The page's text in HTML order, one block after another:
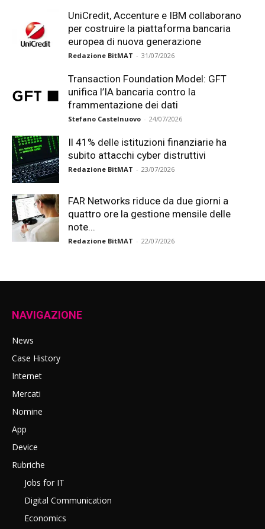
UniCredit, Accenture e IBM collaborano
per costruire la piattaforma bancaria
europea di nuova generazione
Redazione BitMAT - 31/07/2026
Transaction Foundation Model: GFT
unifica l’IA bancaria contro la
frammentazione dei dati
Stefano Castelnuovo - 24/07/2026
Il 41% delle istituzioni finanziarie ha
subito attacchi cyber distruttivi
Redazione BitMAT - 23/07/2026
FAR Networks riduce da due giorni a
quattro ore la gestione mensile delle
note...
Redazione BitMAT - 22/07/2026
NAVIGAZIONE
News
Case History
Internet
Mercati
Nomine
App
Device
Rubriche
Jobs for IT
Digital Communication
Economics